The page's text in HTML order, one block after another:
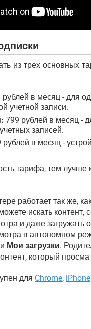
из трех основных
рублей в месяц - для
учетной записи.
799 рублей в месяц -
записей.
рублей в месяц -
тарифа, тем лучше
работает так же,
искать контент,
и даже загружать
в автономном
Мои загрузки.
который
для Chrome, iPhone